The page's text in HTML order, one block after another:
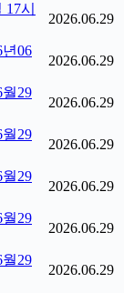
시
2026.06.29
06
2026.06.29
29
2026.06.29
29
2026.06.29
29
2026.06.29
29
2026.06.29
29
2026.06.29